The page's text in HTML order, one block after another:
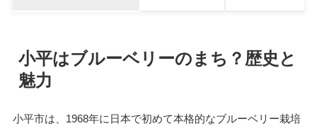
小平はブルーベリーのまち？歴史と
魅力
小平市は、1968年に日本で初めて本格的なブルーベリー栽培